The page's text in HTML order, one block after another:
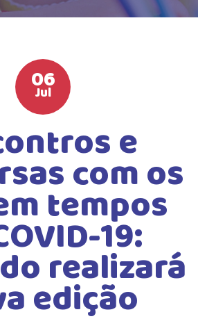
2026
06
Jul
e
com os
tempos
19:
realizará
edição